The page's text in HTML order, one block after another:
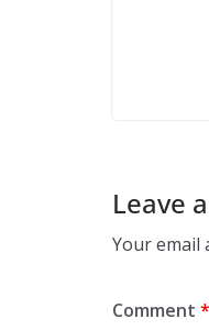
Leave
Your email
Comment *